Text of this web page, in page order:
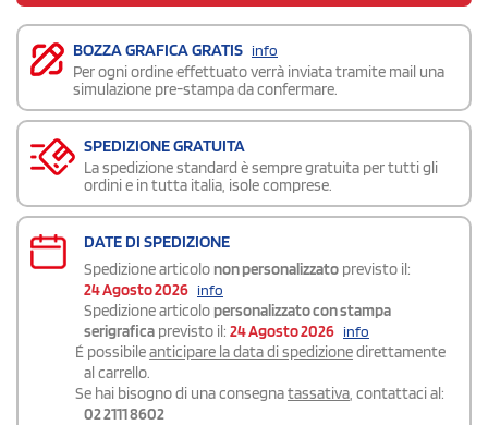
BOZZA GRAFICA GRATIS info
Per ogni ordine effettuato verrà inviata tramite mail una
simulazione pre-stampa da confermare.
SPEDIZIONE GRATUITA
La spedizione standard è sempre gratuita per tutti gli
ordini e in tutta italia, isole comprese.
DATE DI SPEDIZIONE
Spedizione articolo non personalizzato previsto il:
24 Agosto 2026 info
Spedizione articolo personalizzato con stampa
serigrafica previsto il: 24 Agosto 2026 info
É possibileanticipare la data di spedizionedirettamente
al carrello.
Se hai bisogno di una consegnatassativa, contattaci al:
02 2111 8602